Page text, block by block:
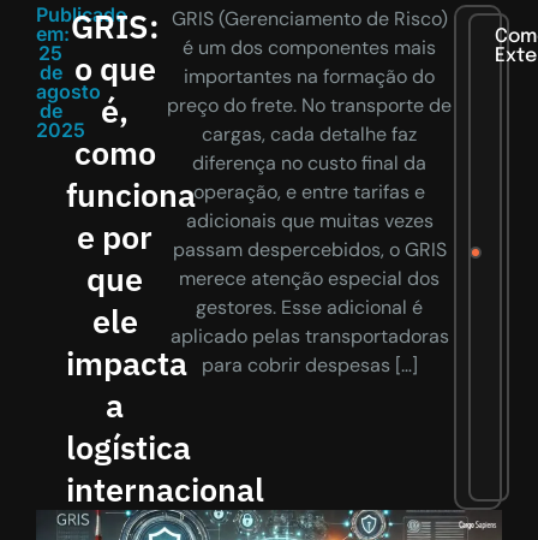
Publicado
em:
25
de
agosto
de
2025
GRIS:
o que
é,
como
funciona
e por
que
ele
impacta
a
logística
internacional
GRIS (Gerenciamento de Risco)
é um dos componentes mais
importantes na formação do
preço do frete. No transporte de
cargas, cada detalhe faz
diferença no custo final da
operação, e entre tarifas e
adicionais que muitas vezes
passam despercebidos, o GRIS
merece atenção especial dos
gestores. Esse adicional é
aplicado pelas transportadoras
para cobrir despesas […]